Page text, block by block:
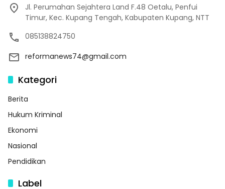
Jl. Perumahan Sejahtera Land F.48 Oetalu, Penfui
Timur, Kec. Kupang Tengah, Kabupaten Kupang, NTT
085138824750
reformanews74@gmail.com
Kategori
Berita
Hukum Kriminal
Ekonomi
Nasional
Pendidikan
Label